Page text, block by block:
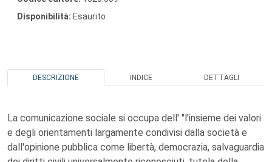
Disponibilità: Esaurito
DESCRIZIONE INDICE DETTAGLI
La comunicazione sociale si occupa dell' "l'insieme dei valori
e degli orientamenti largamente condivisi dalla società e
dall'opinione pubblica come libertà, democrazia, salvaguardia